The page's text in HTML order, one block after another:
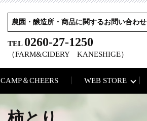
農園・醸造所・商品に関するお問い合わせ
TEL 0260-27-1250
（FARM&CIDERY KANESHIGE）
CAMP＆CHEERS WEB STORE